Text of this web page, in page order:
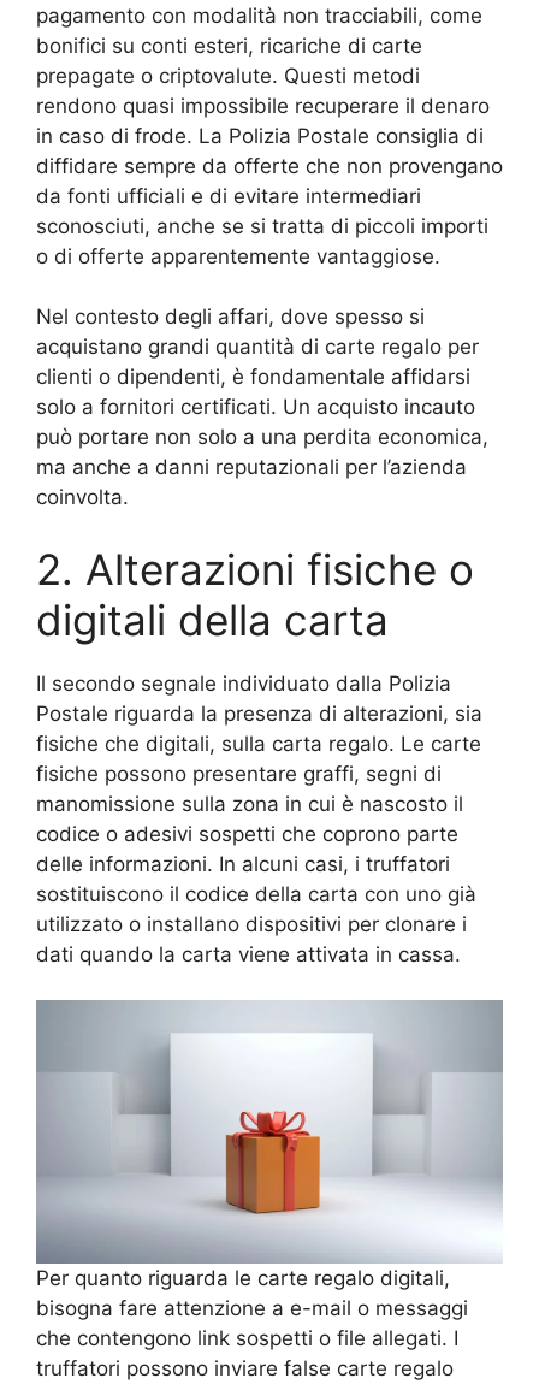
pagamento con modalità non tracciabili, come
bonifici su conti esteri, ricariche di carte
prepagate o criptovalute. Questi metodi
rendono quasi impossibile recuperare il denaro
in caso di frode. La Polizia Postale consiglia di
diffidare sempre da offerte che non provengano
da fonti ufficiali e di evitare intermediari
sconosciuti, anche se si tratta di piccoli importi
o di offerte apparentemente vantaggiose.
Nel contesto degli affari, dove spesso si
acquistano grandi quantità di carte regalo per
clienti o dipendenti, è fondamentale affidarsi
solo a fornitori certificati. Un acquisto incauto
può portare non solo a una perdita economica,
ma anche a danni reputazionali per l’azienda
coinvolta.
2. Alterazioni fisiche o
digitali della carta
Il secondo segnale individuato dalla Polizia
Postale riguarda la presenza di alterazioni, sia
fisiche che digitali, sulla carta regalo. Le carte
fisiche possono presentare graffi, segni di
manomissione sulla zona in cui è nascosto il
codice o adesivi sospetti che coprono parte
delle informazioni. In alcuni casi, i truffatori
sostituiscono il codice della carta con uno già
utilizzato o installano dispositivi per clonare i
dati quando la carta viene attivata in cassa.
Per quanto riguarda le carte regalo digitali,
bisogna fare attenzione a e-mail o messaggi
che contengono link sospetti o file allegati. I
truffatori possono inviare false carte regalo